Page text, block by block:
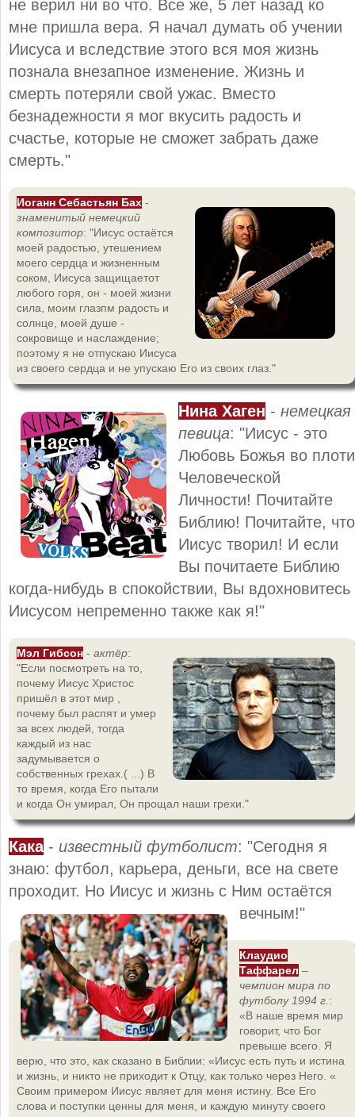
не верил ни во что. Все же, 5 лет назад ко
мне пришла вера. Я начал думать об учении
Иисуса и вследствие этого вся моя жизнь
познала внезапное изменение. Жизнь и
смерть потеряли свой ужас. Вместо
безнадежности я мог вкусить радость и
счастье, которые не сможет забрать даже
смерть."
Иоганн Себастьян Бах -
знаменитый немецкий
композитор: "Иисус остаётся
моей радостью, утешением
моего сердца и жизненным
соком, Иисуса защищаетот
любого горя, он - моей жизни
сила, моим глазпм радость и
солнце, моей душе -
сокровище и наслаждение;
поэтому я не отпускаю Иисуса
из своего сердца и не упускаю Его из своих глаз."
Нина Хаген - немецкая
певица: "Иисус - это
Любовь Божья во плоти
Человеческой
Личности! Почитайте
Библию! Почитайте, что
Иисус творил! И если
Вы почитаете Библию
когда-нибудь в спокойствии, Вы вдохновитесь
Иисусом непременно также как я!"
Мэл Гибсон - актёр:
"Если посмотреть на то,
почему Иисус Христос
пришёл в этот мир ,
почему был распят и умер
за всех людей, тогда
каждый из нас
задумывается о
собственных грехах.( ...) В
то время, когда Его пытали
и когда Он умирал, Он прощал наши грехи."
Кака - известный футболист: "Сегодня я
знаю: футбол, карьера, деньги, все на свете
проходит. Но Иисус и жизнь с Ним остаётся
вечным!"
Клаудио
Таффарел –
чемпион мира по
футболу 1994 г. :
«В наше время мир
говорит, что Бог
превыше всего. Я
верю, что это, как сказано в Библии: «Иисус есть путь и истина
и жизнь, и никто не приходит к Отцу, как только через Него. «
Своим примером Иисус являет для меня истину. Все Его
слова и поступки ценны для меня, и каждую минуту своего